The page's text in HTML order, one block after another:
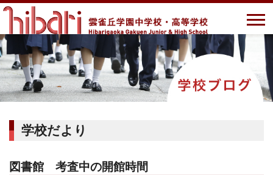
学校だより
図書館 考査中の開館時間